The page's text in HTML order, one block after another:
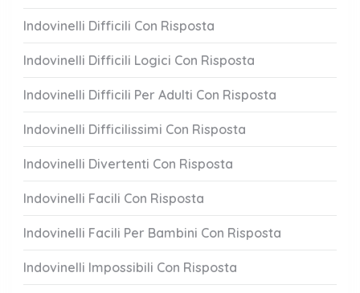
Indovinelli Difficili Con Risposta
Indovinelli Difficili Logici Con Risposta
Indovinelli Difficili Per Adulti Con Risposta
Indovinelli Difficilissimi Con Risposta
Indovinelli Divertenti Con Risposta
Indovinelli Facili Con Risposta
Indovinelli Facili Per Bambini Con Risposta
Indovinelli Impossibili Con Risposta